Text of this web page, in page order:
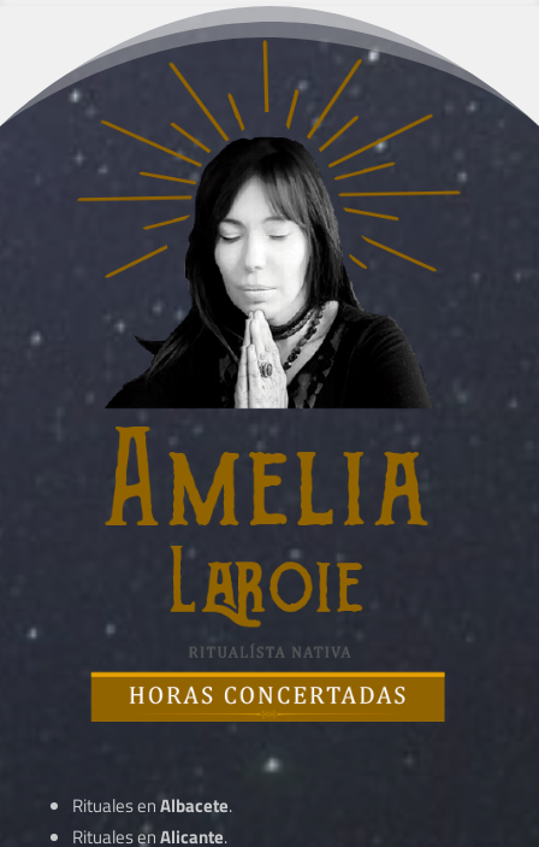
Rituales enAlbacete.
Rituales enAlicante.